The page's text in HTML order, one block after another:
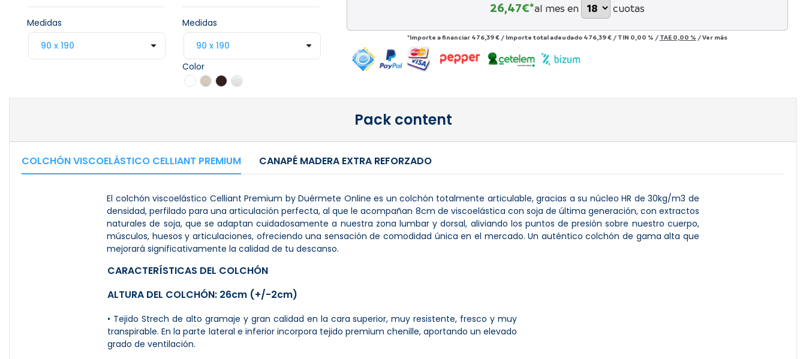
Medidas Medidas
Color
26,47€*al mes en cuotas
*Importe a financiar 476,39 € / Importe total adeudado 476,39 €/ TIN 0,00 % / TAE 0,00 % /Ver más
Pack content
COLCHÓN VISCOELÁSTICO CELLIANT PREMIUM CANAPÉ MADERA EXTRA REFORZADO
El colchón viscoelástico Celliant Premium by Duérmete Online es un colchón totalmente articulable, gracias a su núcleo HR de 30kg/m3 de
densidad, perfilado para una articulación perfecta, al que le acompañan 8cm de viscoelástica con soja de última generación, con extractos
naturales de soja, que se adaptan cuidadosamente a nuestra zona lumbar y dorsal, aliviando los puntos de presión sobre nuestro cuerpo,
músculos, huesos y articulaciones, ofreciendo una sensación de comodidad única en el mercado. Un auténtico colchón de gama alta que
mejorará significativamente la calidad de tu descanso.
CARACTERÍSTICAS DEL COLCHÓN
ALTURA DEL COLCHÓN: 26cm (+/-2cm)
• Tejido Strech de alto gramaje y gran calidad en la cara superior, muy resistente, fresco y muy
transpirable. En la parte lateral e inferior incorpora tejido premium chenille, aportando un elevado
grado de ventilación.